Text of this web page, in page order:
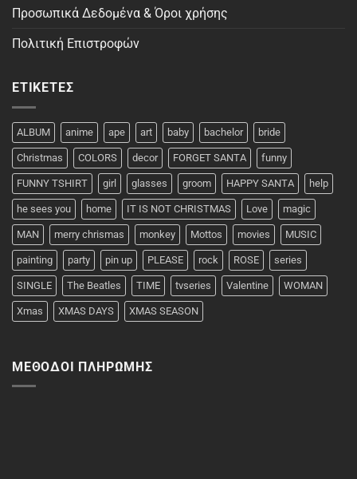
Προσωπικά Δεδομένα & Όροι χρήσης
Πολιτική Επιστροφών
ΕΤΙΚΈΤΕΣ
ALBUM anime ape art baby bachelor bride
Christmas COLORS decor FORGET SANTA funny
FUNNY TSHIRT girl glasses groom HAPPY SANTA help
he sees you home IT IS NOT CHRISTMAS Love magic
MAN merry chrismas monkey Mottos movies MUSIC
painting party pin up PLEASE rock ROSE series
SINGLE The Beatles TIME tvseries Valentine WOMAN
Xmas XMAS DAYS XMAS SEASON
ΜΈΘΟΔΟΙ ΠΛΗΡΩΜΉΣ